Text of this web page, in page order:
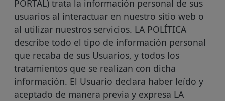
PORTAL) trata la información personal de sus
usuarios al interactuar en nuestro sitio web o
al utilizar nuestros servicios. LA POLÍTICA
describe todo el tipo de información personal
que recaba de sus Usuarios, y todos los
tratamientos que se realizan con dicha
información. El Usuario declara haber leído y
aceptado de manera previa y expresa LA